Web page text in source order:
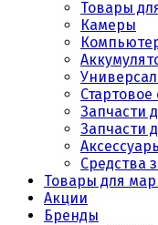
Товары
Камеры
Запчасти
Запчасти
Средства
Товары для
Акции
Бренды